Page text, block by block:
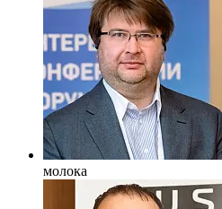
молока